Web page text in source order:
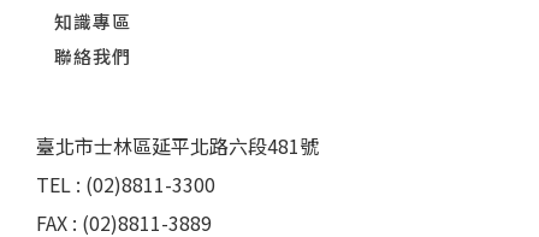
知識專區
聯絡我們
臺北市士林區延平北路六段481號
TEL : (02)8811-3300
FAX : (02)8811-3889